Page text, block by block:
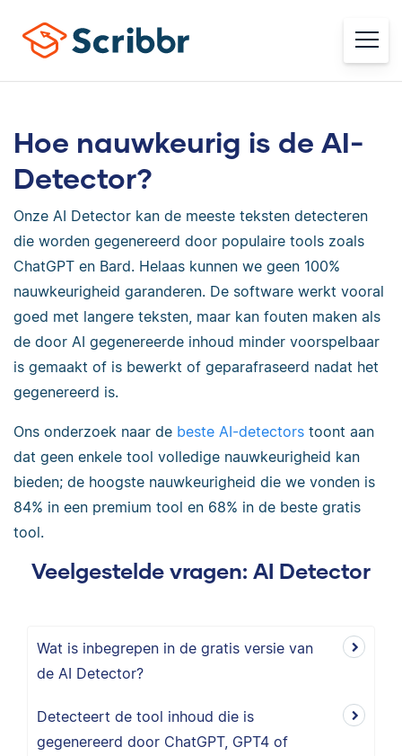
Hoe nauwkeurig is de AI-
Detector?
Onze AI Detector kan de meeste teksten detecteren
die worden gegenereerd door populaire tools zoals
ChatGPT en Bard. Helaas kunnen we geen 100%
nauwkeurigheid garanderen. De software werkt vooral
goed met langere teksten, maar kan fouten maken als
de door AI gegenereerde inhoud minder voorspelbaar
is gemaakt of is bewerkt of geparafraseerd nadat het
gegenereerd is.
Ons onderzoek naar de beste AI-detectors toont aan
dat geen enkele tool volledige nauwkeurigheid kan
bieden; de hoogste nauwkeurigheid die we vonden is
84% in een premium tool en 68% in de beste gratis
tool.
Veelgestelde vragen: AI Detector
Wat is inbegrepen in de gratis versie van
de AI Detector?
Detecteert de tool inhoud die is
gegenereerd door ChatGPT, GPT4 of